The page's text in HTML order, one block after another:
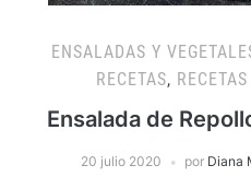
ENSALADAS Y
RECETAS,
Ensalada de
20 julio 2020 por Diana